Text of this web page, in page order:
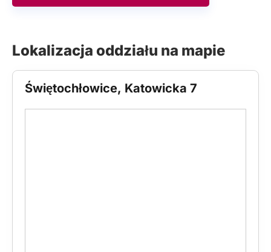
Lokalizacja oddziału na mapie
Świętochłowice, Katowicka 7